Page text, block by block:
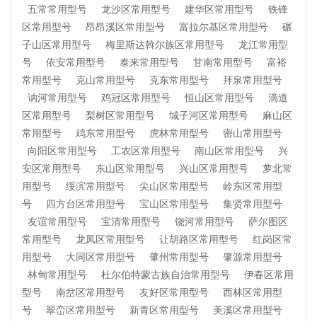
五常常用型号
龙沙区常用型号 建华区常用型号
铁锋
区常用型号
昂昂溪区常用型号 富拉尔基区常用型号
碾
子山区常用型号
梅里斯达斡尔族区常用型号
龙江常用型
号
依安常用型号 泰来常用型号 甘南常用型号
富裕
常用型号
克山常用型号 克东常用型号
拜泉常用型号
讷河常用型号
鸡冠区常用型号 恒山区常用型号
滴道
区常用型号
梨树区常用型号 城子河区常用型号
麻山区
常用型号
鸡东常用型号 虎林常用型号
密山常用型号
向阳区常用型号
工农区常用型号 南山区常用型号
兴
安区常用型号
东山区常用型号 兴山区常用型号
萝北常
用型号
绥滨常用型号 尖山区常用型号
岭东区常用型
号
四方台区常用型号 宝山区常用型号
集贤常用型号
友谊常用型号
宝清常用型号 饶河常用型号
萨尔图区
常用型号
龙凤区常用型号 让胡路区常用型号
红岗区常
用型号
大同区常用型号 肇州常用型号
肇源常用型号
林甸常用型号
杜尔伯特蒙古族自治常用型号
伊春区常用
型号
南岔区常用型号 友好区常用型号
西林区常用型
号
翠峦区常用型号 新青区常用型号
美溪区常用型号